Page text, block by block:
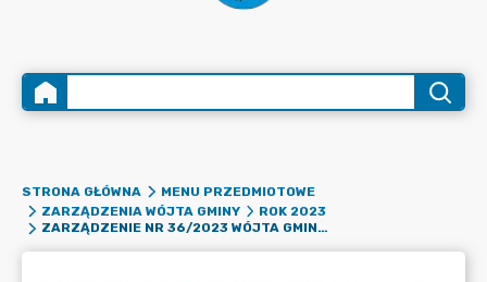
STRONA GŁÓWNA
MENU PRZEDMIOTOWE
ZARZĄDZENIA WÓJTA GMINY
ROK 2023
ZARZĄDZENIE NR 36/2023 WÓJTA GMINY RADZIEJOWICE Z DNIA 12 MAJA 2023 R. W SPRAWIE OGŁOSZENIA KONKURSU NA STANOWISKO DYREKTORA SZKOŁY PODSTAWOWEJ IM. JÓZEFA CHEŁMOŃSKIEGO W KUKLÓWCE RADZIEJOWICKIEJ